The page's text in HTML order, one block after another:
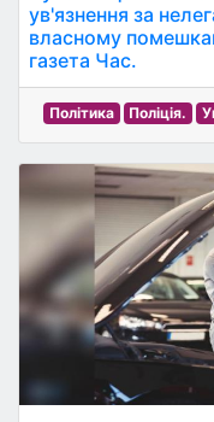
ув'язнення за
власному
газета Час.
Політика Поліція.